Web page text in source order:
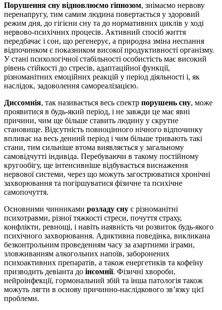
відновлюємо
гіпнозом
Порушення сну відновлюємо гіпнозом, знімаємо нервову
перенапругу, тим самим людина повертається у здоровий
режим дня, до гігієни сну та до нормативних циклів у ході
нервово-психічних процесів. Активний спосіб життя
передбачає і сон, що регенерує, а природна зміна неспання
відпочинком є ​​показником високої продуктивності організму.
У стані психологічної стабільності особистість має високий
рівень стійкості до стресів, адаптаційної функції,
різноманітних емоційних реакцій у період діяльності і, як
наслідок, задоволення самореалізацією.
Диссомнія, так називається весь спектр порушень сну, може
проявитися в будь-який період, і не завжди це має явні
причини, чим ще більше ставить людину у скрутне
становище. Відсутність повноцінного нічного відпочинку
впливає на весь денний період і чим більше тривають такі
стани, тим сильніше втома виявляється у загальному
самовідчутті індивіда. Перебуваючи в такому постійному
кругообігу, ще інтенсивніше відбувається виснаження
нервової системи, через що можуть загострюватися хронічні
захворювання та погіршуватися фізичне та психічне
самопочуття.
Основними чинниками розладу сну є різноманітні
психотравми, різної тяжкості стреси, почуття страху,
конфлікти, ревнощі, і навіть наявність чи розвиток будь-якого
психічного захворювання. Адиктивна поведінка, викликана
безконтрольним проведенням часу за азартними іграми,
зловживанням алкогольних напоїв, заборонених
психоактивних препаратів, а також енергетиків та кофеїну
призводить девіанта до інсомнії. Фізичні хвороби,
нейроінфекції, гормональний збій та інша патологія також
можуть лягти в основу причинно-наслідкового зв’язку цієї
проблеми.